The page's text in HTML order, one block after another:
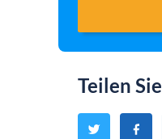
Teilen Sie